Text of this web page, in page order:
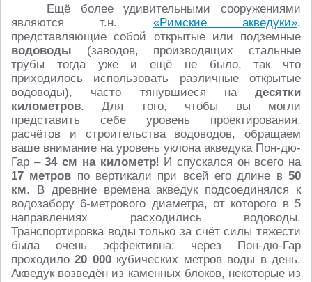
Ещё более удивительными сооружениями
являются т.н. «Римские акведуки»,
представляющие собой открытые или подземные
водоводы (заводов, производящих стальные
трубы тогда уже и ещё не было, так что
приходилось использовать различные открытые
водоводы), часто тянувшиеся на десятки
километров. Для того, чтобы вы могли
представить себе уровень проектирования,
расчётов и строительства водоводов, обращаем
ваше внимание на уровень уклона акведука Пон-дю-
Гар –34 см на километр! И спускался он всего на
17 метров по вертикали при всей его длине в50
км. В древние времена акведук подсоединялся к
водозабору 6-метрового диаметра, от которого в 5
направлениях расходились водоводы.
Транспортировка воды только за счёт силы тяжести
была очень эффективна: через Пон-дю-Гар
проходило20 000кубических метров воды в день.
Акведук возведён из каменных блоков, некоторые из